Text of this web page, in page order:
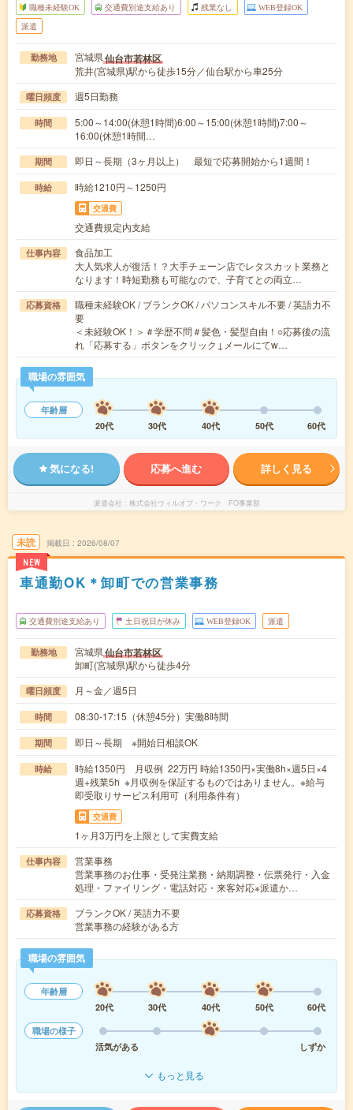
職種未経験OK 交通費別途支給あり 残業なし WEB登録OK
派遣
勤務地 宮城県仙台市若林区
荒井(宮城県)駅から徒歩15分／仙台駅から車25分
曜日頻度 週5日勤務
時間
5:00～14:00(休憩1時間)6:00～15:00(休憩1時間)7:00～
16:00(休憩1時間…
期間 即日～長期（3ヶ月以上） 最短で応募開始から1週間！
時給 時給1210円～1250円
交通費
交通費規定内支給
仕事内容
食品加工
大人気求人が復活！？大手チェーン店でレタスカット業務と
なります！時短勤務も可能なので、子育てとの両立…
応募資格
職種未経験OK / ブランクOK / パソコンスキル不要 / 英語力不
要
＜未経験OK！＞＃学歴不問＃髪色・髪型自由！○応募後の流
れ「応募する」ボタンをクリック↓メールにてw…
職場の雰囲気
年齢層
20代
30代 40代 50代 60代
気になる! 応募へ進む 詳しく見る
派遣会社 株式会社ウィルオブ・ワーク FO事業部
未読
NEW
掲載日 2026/08/07
車通勤OK＊卸町での営業事務
交通費別途支給あり 土日祝日が休み WEB登録OK 派遣
勤務地 宮城県仙台市若林区
卸町(宮城県)駅から徒歩4分
曜日頻度 月～金／週5日
時間 08:30-17:15（休憩45分）実働8時間
期間 即日～長期 ※開始日相談OK
時給
時給1350円 月収例 22万円 時給1350円×実働8h×週5日×4
週+残業5h ※月収例を保証するものではありません。※給与
即受取りサービス利用可（利用条件有）
交通費
1ヶ月3万円を上限として実費支給
仕事内容
営業事務
営業事務のお仕事・受発注業務・納期調整・伝票発行・入金
処理・ファイリング・電話対応・来客対応※派遣か…
応募資格
ブランクOK / 英語力不要
営業事務の経験がある方
職場の雰囲気
年齢層
20代
30代 40代 50代
60代
職場の様子
活気がある
しずか
もっと見る